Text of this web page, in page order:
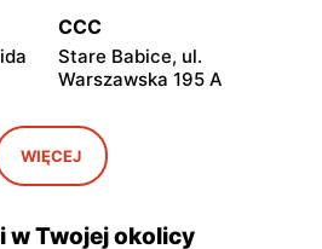
CCC
Stare Babice, ul.
Warszawska 195 A
CCC
Łomianki, ul. Brukowa 25
CCC
WIĘCEJ
w Twojej okolicy